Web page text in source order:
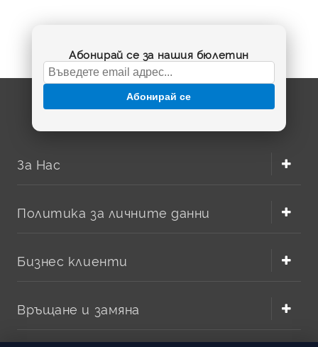
Абонирай се за нашия бюлетин
Абонирай се
За Нас
Политика за личните данни
Бизнес клиенти
Връщане и замяна